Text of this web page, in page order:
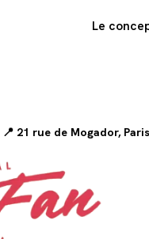
Le
📍 21 rue de Mogador,